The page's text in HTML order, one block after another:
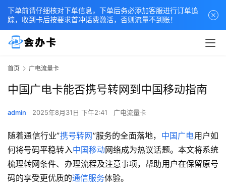
首页 广电流量卡
中国广电卡能否携号转网到中国移动指南
admin 2025年8月31日 下午2:41 广电流量卡
随着通信行业”携号转网”服务的全面落地， 中国广电用户如
何将号码平稳转入中国移动网络成为热议话题。本文将系统
梳理转网条件、办理流程及注意事项，帮助用户在保留原号
码的享受更优质的通信服务体验。
下单前请仔细核对下单信息，下单后务必添加客服进行订单追
踪，收到卡后按要求首冲话费激活，否则流量不到账！